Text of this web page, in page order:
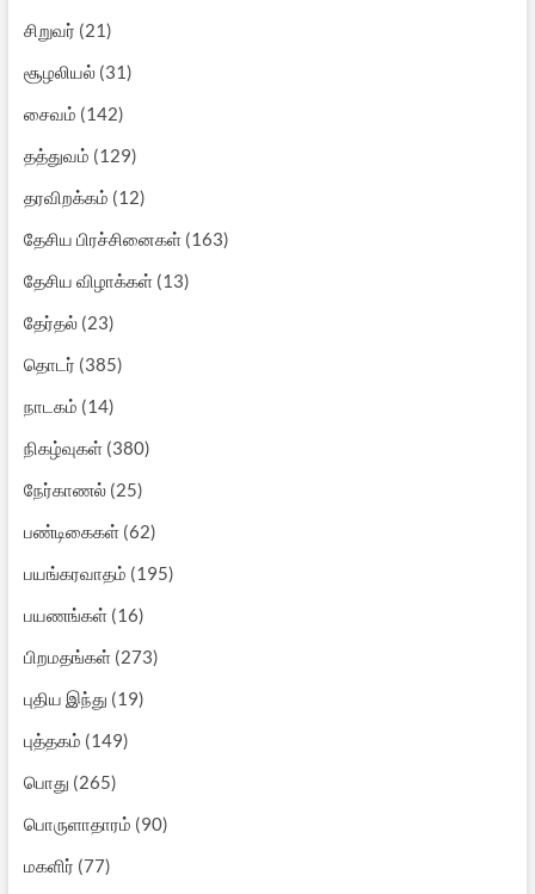
சிறுவர் (21)
சூழலியல்(31)
சைவம் (142)
தத்துவம் (129)
தரவிறக்கம் (12)
தேசிய பிரச்சினைகள்(163)
தேசிய விழாக்கள்(13)
தேர்தல்(23)
தொடர் (385)
நாடகம் (14)
நிகழ்வுகள்(380)
நேர்காணல்(25)
பண்டிகைகள்(62)
பயங்கரவாதம் (195)
பயணங்கள்(16)
பிறமதங்கள்(273)
புதிய இந்து (19)
புத்தகம் (149)
பொது (265)
பொருளாதாரம் (90)
மகளிர் (77)